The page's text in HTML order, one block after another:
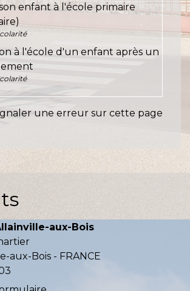
enfant à l'école primaire
à l'école d'un enfant après un
une erreur sur cette page
aux-Bois
aux-Bois - FRANCE